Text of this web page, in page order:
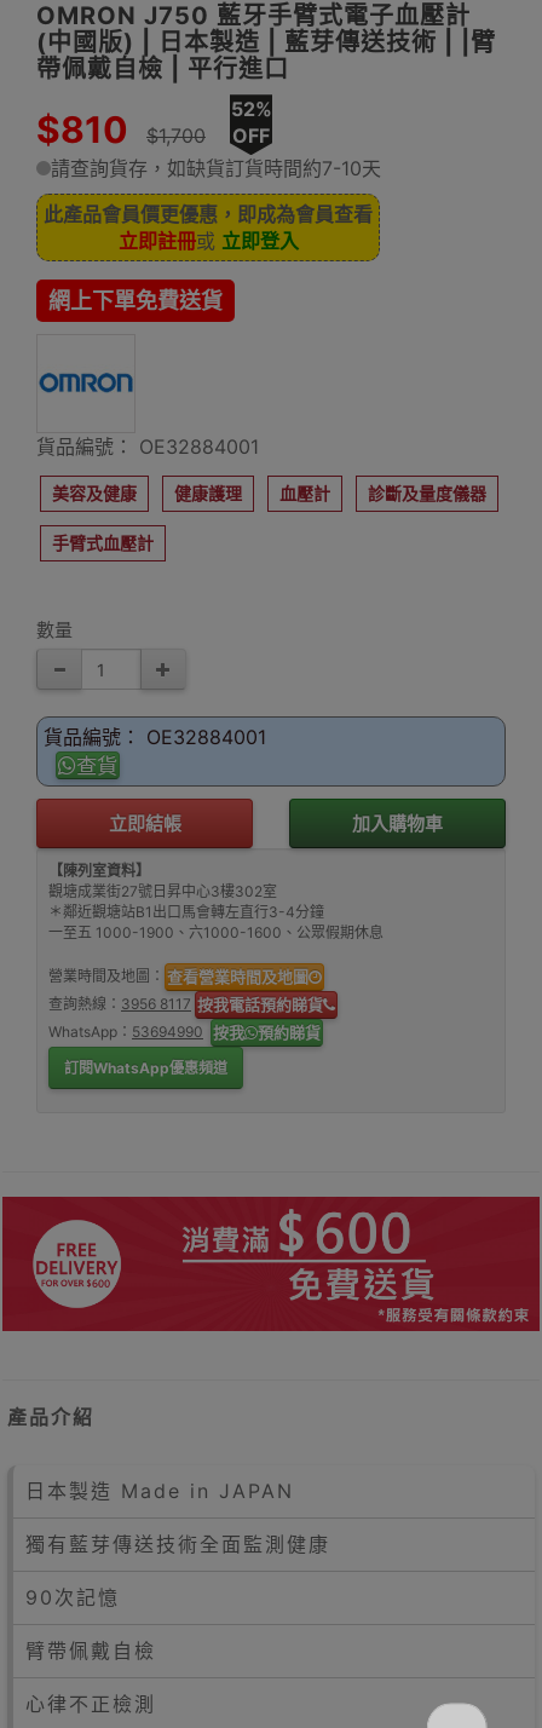
OMRON J750 藍牙手臂式電子血壓計
(中國版) | 日本製造 | 藍芽傳送技術 | |臂
帶佩戴自檢 | 平行進口
$810 $1,700
52%
OFF
請查詢貨存，如缺貨訂貨時間約7-10天
此產品會員價更優惠，即成為會員查看
立即註冊或 立即登入
網上下單免費送貨
貨品編號： OE32884001
美容及健康 健康護理 血壓計 診斷及量度儀器
手臂式血壓計
數量
貨品編號： OE32884001
查貨
立即結帳 加入購物車
【陳列室資料】
觀塘成業街27號日昇中心3樓302室
＊鄰近觀塘站B1出口馬會轉左直行3-4分鐘
一至五 1000-1900、六1000-1600、公眾假期休息
營業時間及地圖： 查看營業時間及地圖
查詢熱線： 3956 8117 按我電話預約睇貨
WhatsApp： 53694990 按我 預約睇貨
訂閱WhatsApp優惠頻道
產品介紹
日本製造 Made in JAPAN
獨有藍芽傳送技術全面監測健康
90次記憶
臂帶佩戴自檢
心律不正檢測